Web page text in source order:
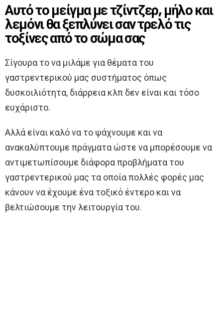
Αυτό το μείγμα με τζίντζερ, μήλο και
λεμόνι θα ξεπλύνει σαν τρελό τις
τοξίνες από το σώμα σας
Σίγουρα το να μιλάμε για θέματα του
γαστρεντερικού μας συστήματος όπως
δυσκοιλιότητα, διάρρεια κλπ δεν είναι και τόσο
ευχάριστο.
Αλλά είναι καλό να το ψάχνουμε και να
ανακαλύπτουμε πράγματα ώστε να μπορέσουμε να
αντιμετωπίσουμε διάφορα προβλήματα του
γαστρεντερικού μας τα οποία πολλές φορές μας
κάνουν να έχουμε ένα τοξικό έντερο και να
βελτιώσουμε την λειτουργία του.